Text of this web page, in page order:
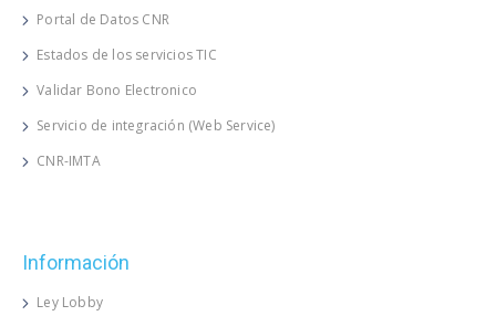
Portal de Datos CNR
Estados de los servicios TIC
Validar Bono Electronico
Servicio de integración (Web Service)
CNR-IMTA
Información
Ley Lobby